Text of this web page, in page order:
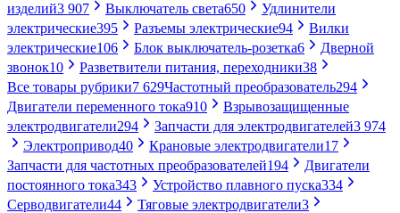
изделий3 907 Выключатель света650
Удлинители
электрические395 Разъемы электрические94
Вилки
электрические106 Блок выключатель-розетка6
Дверной
звонок10 Разветвители питания, переходники38
Все товары рубрики7 629Частотный преобразователь294
Двигатели переменного тока910
Взрывозащищенные
электродвигатели294 Запчасти для электродвигателей3 974
Электропривод40 Крановые электродвигатели17
Запчасти для частотных преобразователей194
Двигатели
постоянного тока343 Устройство плавного пуска334
Серводвигатели44 Тяговые электродвигатели3